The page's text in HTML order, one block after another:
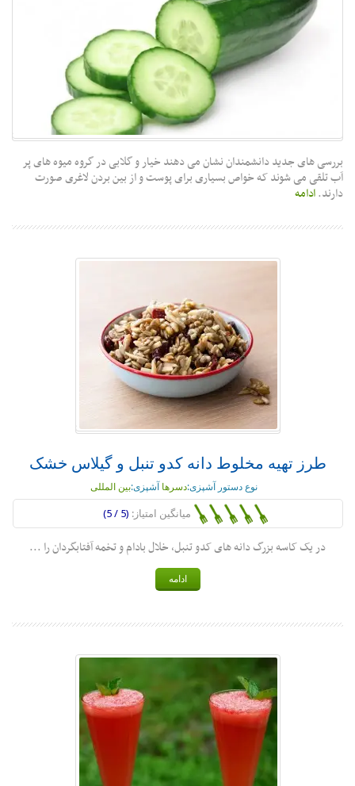
بررسی های جدید دانشمندان نشان می دهند خیار و گلابی در گروه میوه های پر
آب تلقی می شوند که خواص بسیاری برای پوست و از بین بردن لاغری صورت
دارند.ادامه
طرز تهیه مخلوط دانه کدو تنبل و گیلاس خشک
نوع دستور آشپزی:دسرها آشپزی:بین المللی
میانگین امتیاز: (5 / 5)
در یک کاسه بزرگ دانه های کدو تنبل، خلال بادام و تخمه آفتابگردان را ...
ادامه